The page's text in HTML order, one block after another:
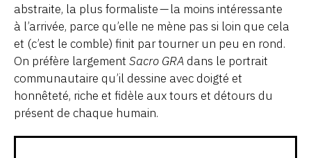
abstraite, la plus formaliste — la moins intéressante
à l’arrivée, parce qu’elle ne mène pas si loin que cela
et (c’est le comble) finit par tourner un peu en rond.
On préfère largement Sacro GRA dans le portrait
communautaire qu’il dessine avec doigté et
honnêteté, riche et fidèle aux tours et détours du
présent de chaque humain.